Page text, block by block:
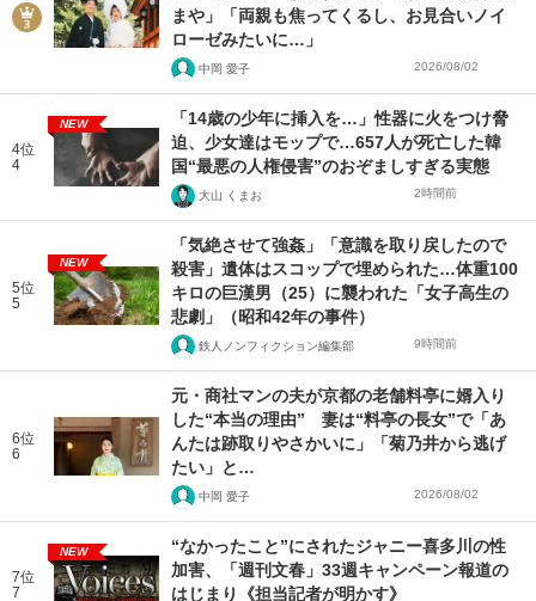
まや」「両親も焦ってくるし、お見合いノイ
ローゼみたいに…」
中岡 愛子 2026/08/02
4位
4
NEW
「14歳の少年に挿入を…」性器に火をつけ脅
迫、少女達はモップで…657人が死亡した韓
国“最悪の人権侵害”のおぞましすぎる実態
大山 くまお 2時間前
5位
5
NEW
「気絶させて強姦」「意識を取り戻したので
殺害」遺体はスコップで埋められた…体重100
キロの巨漢男（25）に襲われた「女子高生の
悲劇」（昭和42年の事件）
鉄人ノンフィクション編集部 9時間前
6位
6
元・商社マンの夫が京都の老舗料亭に婿入り
した“本当の理由” 妻は“料亭の長女”で「あ
んたは跡取りやさかいに」「菊乃井から逃げ
たい」と…
中岡 愛子 2026/08/02
7位
7
NEW
“なかったこと”にされたジャニー喜多川の性
加害、「週刊文春」33週キャンペーン報道の
はじまり《担当記者が明かす》